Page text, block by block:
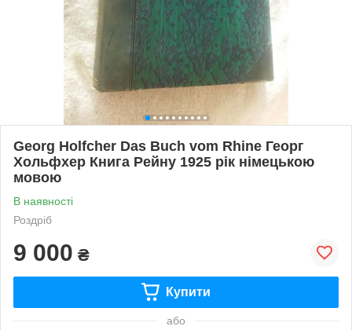
Georg Holfcher Das Buch vom Rhine Георг
Хольфхер Книга Рейну 1925 рік німецькою
мовою
В наявності
Роздріб
9 000 ₴
Купити
або